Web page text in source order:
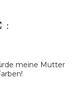
:
meine Mutter